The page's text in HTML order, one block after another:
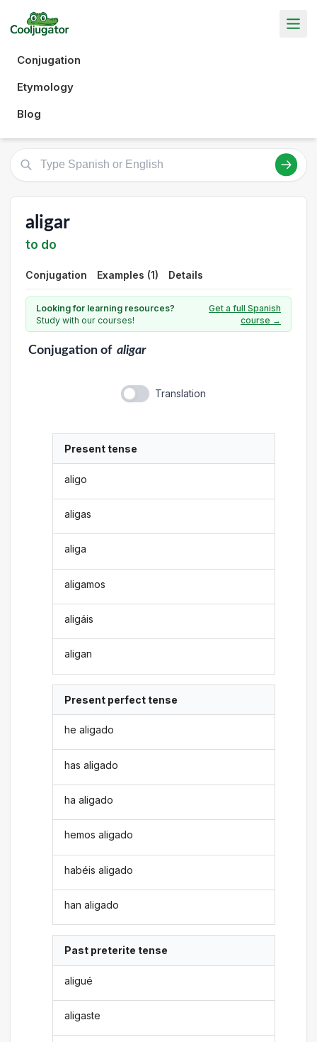
Conjugation
Etymology
Blog
aligar
to do
Conjugation Examples (1) Details
Looking for learning resources?
Study with our courses!
Get a full Spanish
course →
Conjugationof aligar
Translation
Present tense
aligo
aligas
aliga
aligamos
aligáis
aligan
Present perfect tense
he aligado
has aligado
ha aligado
hemos aligado
habéis aligado
han aligado
Past preterite tense
aligué
aligaste